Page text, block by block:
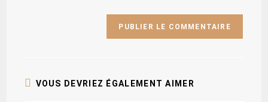
VOUS DEVRIEZ ÉGALEMENT AIMER